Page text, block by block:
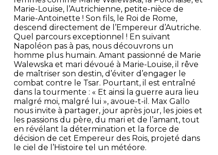
Marie-Louise, l’Autrichienne, petite-nièce de
Marie-Antoinette ! Son fils, le Roi de Rome,
descend directement de l’Empereur d’Autriche.
Quel parcours exceptionnel ! En suivant
Napoléon pas à pas, nous découvrons un
homme plus humain. Amant passionné de Marie
Walewska et mari dévoué à Marie-Louise, il rêve
de maîtriser son destin, d’éviter d’engager le
combat contre le Tsar. Pourtant, il est entraîné
dans la tourmente : « Et ainsi la guerre aura lieu
malgré moi, malgré lui », avoue-t-il. Max Gallo
nous invite à partager, jour après jour, les joies et
les passions du père, du mari et de l’amant, tout
en révélant la détermination et la force de
décision de cet Empereur des Rois, projeté dans
le ciel de l’Histoire tel un météore.